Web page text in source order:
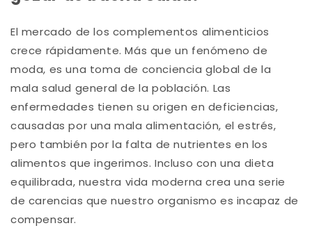
El mercado de los complementos alimenticios
crece rápidamente. Más que un fenómeno de
moda, es una toma de conciencia global de la
mala salud general de la población. Las
enfermedades tienen su origen en deficiencias,
causadas por una mala alimentación, el estrés,
pero también por la falta de nutrientes en los
alimentos que ingerimos. Incluso con una dieta
equilibrada, nuestra vida moderna crea una serie
de carencias que nuestro organismo es incapaz de
compensar.